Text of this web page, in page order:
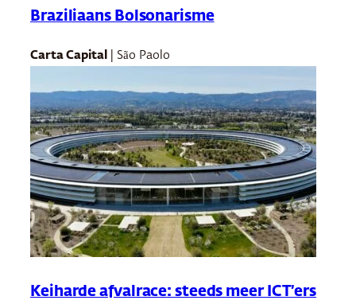
Braziliaans Bolsonarisme
Carta Capital | São Paolo
Keiharde afvalrace: steeds meer ICT’ers